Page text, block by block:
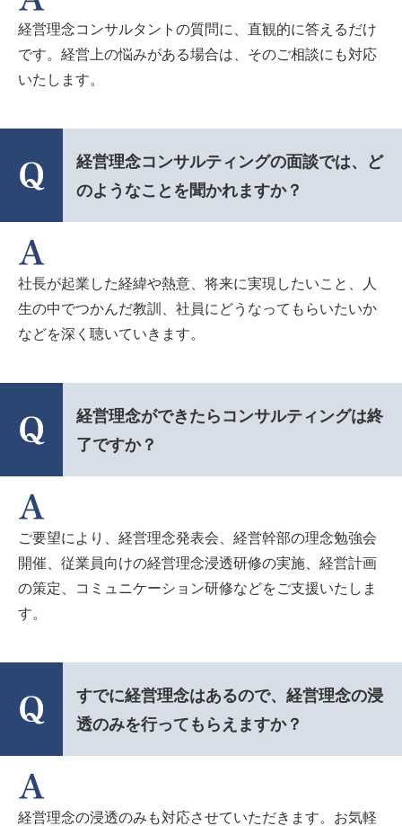
経営理念コンサルタントの質問に、直観的に答えるだけ
です。経営上の悩みがある場合は、そのご相談にも対応
いたします。
経営理念コンサルティングの面談では、ど
のようなことを聞かれますか？
社長が起業した経緯や熱意、将来に実現したいこと、人
生の中でつかんだ教訓、社員にどうなってもらいたいか
などを深く聴いていきます。
経営理念ができたらコンサルティングは終
了ですか？
ご要望により、経営理念発表会、経営幹部の理念勉強会
開催、従業員向けの経営理念浸透研修の実施、経営計画
の策定、コミュニケーション研修などをご支援いたしま
す。
すでに経営理念はあるので、経営理念の浸
透のみを行ってもらえますか？
経営理念の浸透のみも対応させていただきます。お気軽